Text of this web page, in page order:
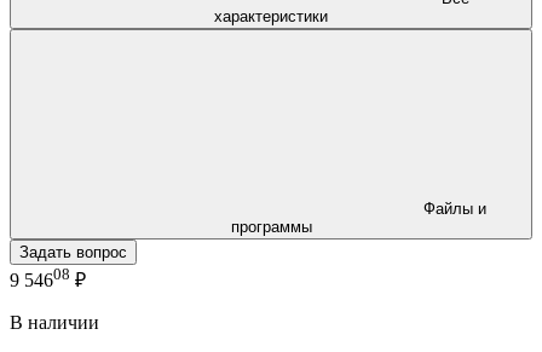
характеристики
программы
Задать вопрос
9 54608 ₽
В наличии